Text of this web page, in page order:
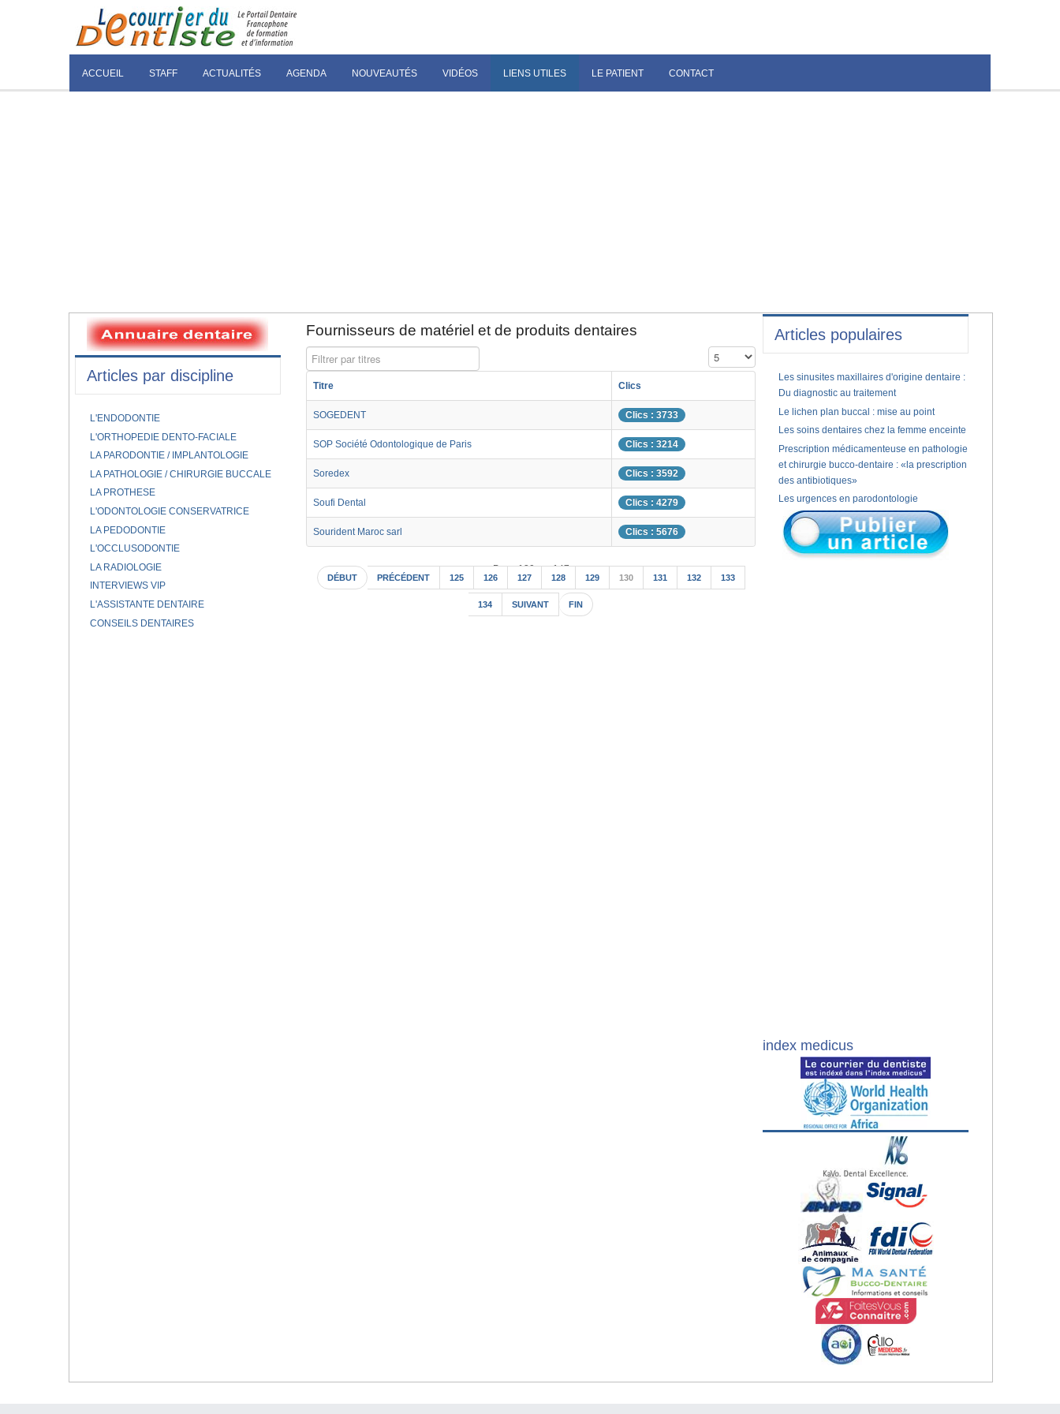
ACCUEIL STAFF ACTUALITÉS AGENDA NOUVEAUTÉS VIDÉOS LIENS UTILES LE PATIENT CONTACT
Fournisseurs de matériel et de produits dentaires
Filtrer par titres Affichage #
Titre Clics
SOGEDENT Clics : 3733
SOP Société Odontologique de Paris Clics : 3214
Soredex Clics : 3592
Soufi Dental Clics : 4279
Sourident Maroc sarl Clics : 5676
Page 130 sur 147
DÉBUT PRÉCÉDENT 125 126 127 128 129 130 131 132 133
134 SUIVANT FIN
Articles par discipline
L'ENDODONTIE
L'ORTHOPEDIE DENTO-FACIALE
LA PARODONTIE / IMPLANTOLOGIE
LA PATHOLOGIE / CHIRURGIE BUCCALE
LA PROTHESE
L'ODONTOLOGIE CONSERVATRICE
LA PEDODONTIE
L'OCCLUSODONTIE
LA RADIOLOGIE
INTERVIEWS VIP
L'ASSISTANTE DENTAIRE
CONSEILS DENTAIRES
Articles populaires
Les sinusites maxillaires d'origine dentaire :
Du diagnostic au traitement
Le lichen plan buccal : mise au point
Les soins dentaires chez la femme enceinte
Prescription médicamenteuse en pathologie
et chirurgie bucco-dentaire : «la prescription
des antibiotiques»
Les urgences en parodontologie
index medicus